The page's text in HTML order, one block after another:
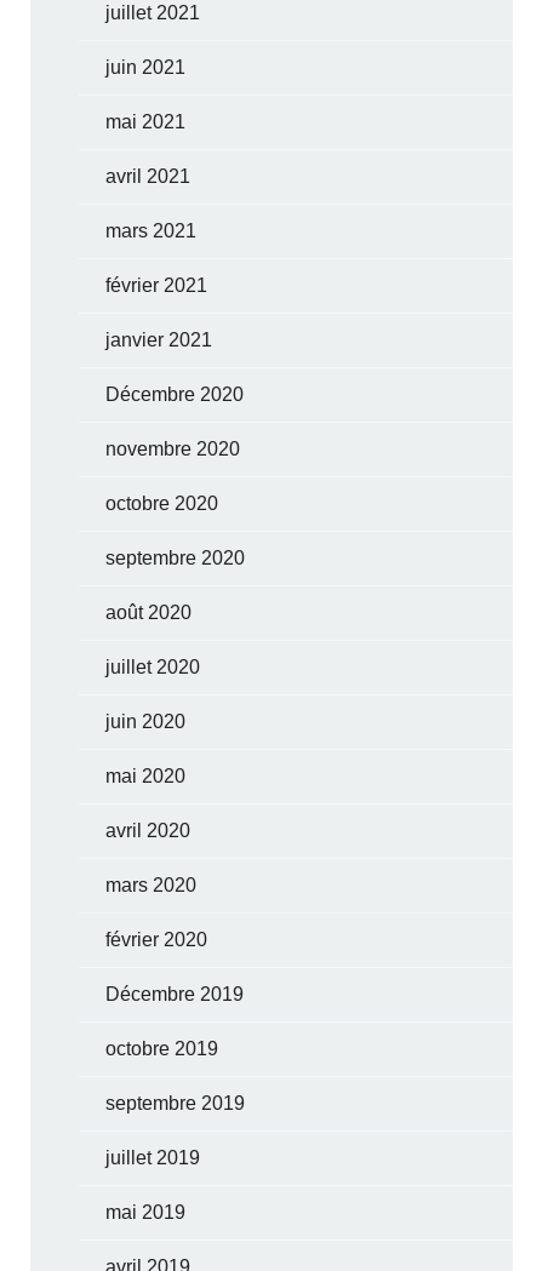
juillet 2021
juin 2021
mai 2021
avril 2021
mars 2021
février 2021
janvier 2021
Décembre 2020
novembre 2020
octobre 2020
septembre 2020
août 2020
juillet 2020
juin 2020
mai 2020
avril 2020
mars 2020
février 2020
Décembre 2019
octobre 2019
septembre 2019
juillet 2019
mai 2019
avril 2019